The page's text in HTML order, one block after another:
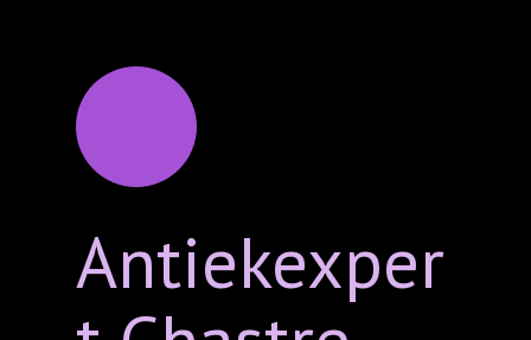
Antiekexper